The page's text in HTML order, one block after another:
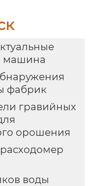
машина
фабрик
гравийных
орошения
воды